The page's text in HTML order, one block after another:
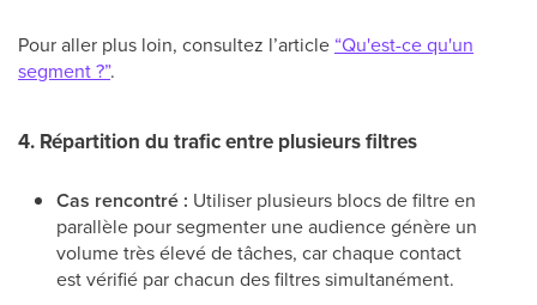
Pour aller plus loin, consultez l’article “Qu'est-ce qu'un
segment ?”.
4. Répartition du trafic entre plusieurs filtres
Cas rencontré : Utiliser plusieurs blocs de filtre en
parallèle pour segmenter une audience génère un
volume très élevé de tâches, car chaque contact
est vérifié par chacun des filtres simultanément.